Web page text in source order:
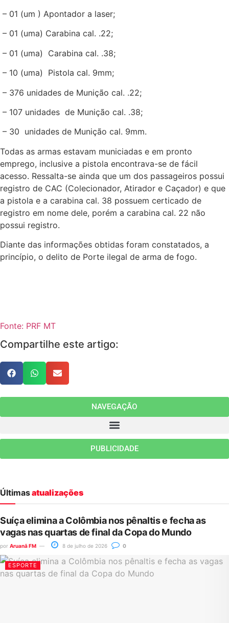
– 01 (um ) Apontador a laser;
– 01 (uma) Carabina cal. .22;
– 01 (uma) Carabina cal. .38;
– 10 (uma) Pistola cal. 9mm;
– 376 unidades de Munição cal. .22;
– 107 unidades de Munição cal. .38;
– 30 unidades de Munição cal. 9mm.
Todas as armas estavam municiadas e em pronto
emprego, inclusive a pistola encontrava-se de fácil
acesso. Ressalta-se ainda que um dos passageiros possui
registro de CAC (Colecionador, Atirador e Caçador) e que
a pistola e a carabina cal. 38 possuem certicado de
registro em nome dele, porém a carabina cal. 22 não
possui registro.
Diante das informações obtidas foram constatados, a
princípio, o delito de Porte ilegal de arma de fogo.
Fonte: PRF MT
Compartilhe este artigo:
NAVEGAÇÃO
PUBLICIDADE
Últimasatualizações
Suíça elimina a Colômbia nos pênaltis e fecha as
vagas nas quartas de final da Copa do Mundo
por Aruanã FM 8 de julho de 2026 0
ESPORTE